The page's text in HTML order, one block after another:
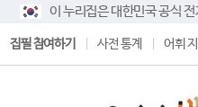
이 누리집은 대한민국 공식
집필 참여하기 사전 통계 어휘